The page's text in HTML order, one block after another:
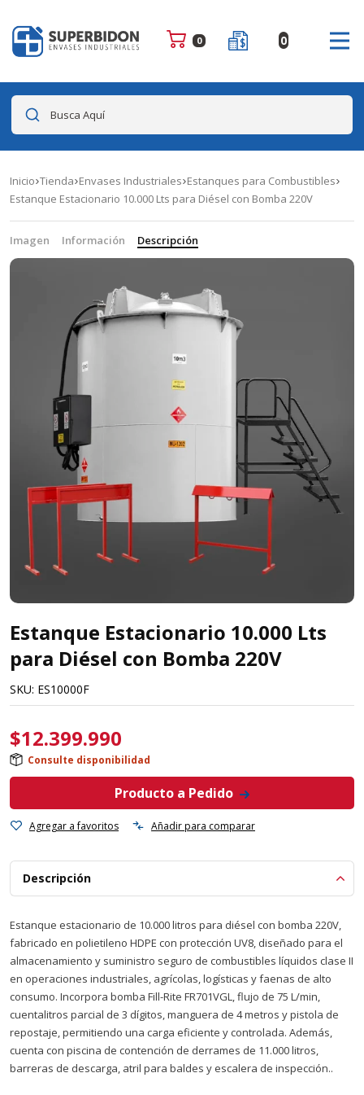
0 0
Busca Aquí
Inicio Tienda Envases Industriales Estanques para Combustibles
Estanque Estacionario 10.000 Lts para Diésel con Bomba 220V
Imagen Información Descripción
Estanque Estacionario 10.000 Lts
para Diésel con Bomba 220V
SKU: ES10000F
$12.399.990
Consulte disponibilidad
Producto a Pedido
Agregar a favoritos Añadir para comparar
Descripción
Estanque estacionario de 10.000 litros para diésel con bomba 220V,
fabricado en polietileno HDPE con protección UV8, diseñado para el
almacenamiento y suministro seguro de combustibles líquidos clase II
en operaciones industriales, agrícolas, logísticas y faenas de alto
consumo. Incorpora bomba Fill-Rite FR701VGL, flujo de 75 L/min,
cuentalitros parcial de 3 dígitos, manguera de 4 metros y pistola de
repostaje, permitiendo una carga eficiente y controlada. Además,
cuenta con piscina de contención de derrames de 11.000 litros,
barreras de descarga, atril para baldes y escalera de inspección..